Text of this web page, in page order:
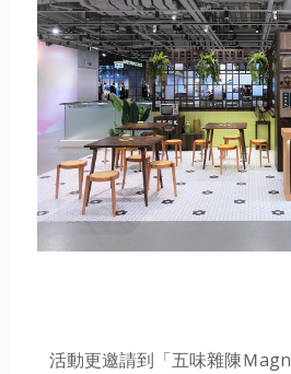
活動更邀請到「五味雜陳Ｍ